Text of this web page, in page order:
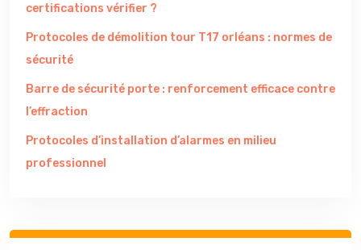
certifications vérifier ?
Protocoles de démolition tour T17 orléans : normes de
sécurité
Barre de sécurité porte : renforcement efficace contre
l’effraction
Protocoles d’installation d’alarmes en milieu
professionnel